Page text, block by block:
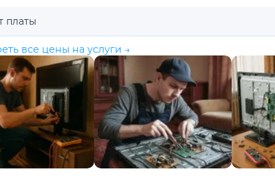
платы
все цены на услуги →